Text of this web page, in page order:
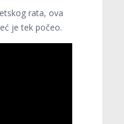
rata, ova
je tek počeo.